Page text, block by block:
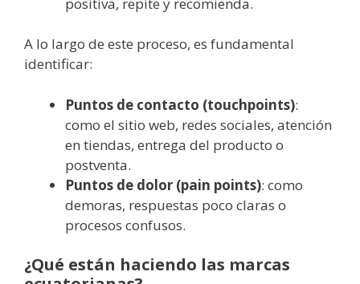
A lo largo de este proceso, es fundamental
identificar:
Puntos de contacto (touchpoints):
como el sitio web, redes sociales, atención
en tiendas, entrega del producto o
postventa.
Puntos de dolor (pain points): como
demoras, respuestas poco claras o
procesos confusos.
¿Qué están haciendo las marcas